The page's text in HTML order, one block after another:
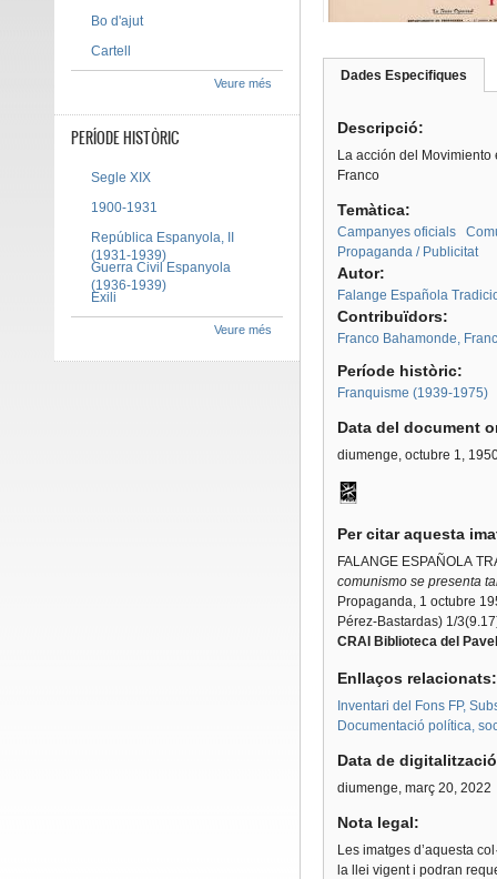
Dades Especifiques
Descripció:
La acción del
Franco
Temàtica:
Campanyes oficials
Propaganda / Publicitat
Autor:
Falange Española
Contribuïdors:
Franco Bahamonde,
Període històric:
Franquisme (1939-1975)
Data del document
diumenge, octubre 1,
Per citar aquesta
FALANGE ESPAÑOLA
comunismo se presenta
Propaganda, 1 octubre
Pérez-Bastardas) 1/
CRAI Biblioteca del
Enllaços
Inventari del Fons FP,
Documentació política,
Data de
diumenge, març 20, 2022
Nota legal:
Les imatges d’aquesta
la llei vigent i podran
Bo d'ajut
Cartell
Veure més
PERÍODE HISTÒRIC
Segle XIX
1900-1931
República Espanyola, II
(1931-1939)
Guerra Civil Espanyola
(1936-1939)
Exili
Veure més